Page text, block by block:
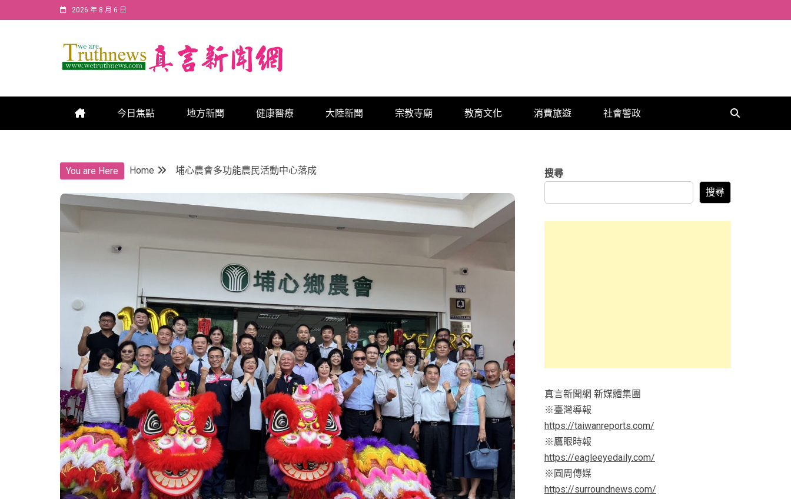
to
2026 年 8 月 6 日
真言新聞網
今日焦點 地方新聞 健康醫療 大陸新聞 宗教寺廟 教育文化 消費旅遊 社會警政
You are Here Home 埔心農會多功能農民活動中心落成
搜尋
搜尋
真言新聞網 新媒體集團
※臺灣導報
https://taiwanreports.com/
※鷹眼時報
https://eagleeyedaily.com/
※圓周傳媒
https://surroundnews.com/